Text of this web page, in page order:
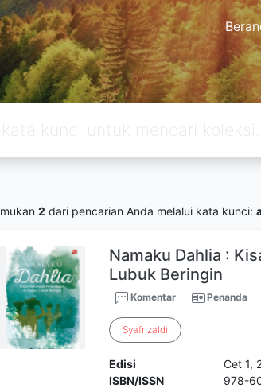
2 dari pencarian Anda melalui kata kunci:
Namaku Dahlia :
Lubuk Beringin
Komentar Penanda
Syafrizaldi
Edisi
Cet 1,
ISBN/ISSN
978-